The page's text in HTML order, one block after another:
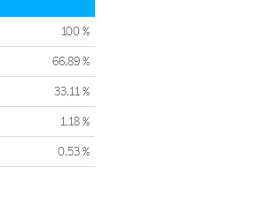
100 %
66,89 %
33,11 %
1,18 %
0,53 %